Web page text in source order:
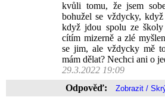
kvůli tomu, že jsem
bohužel se vždycky,
když jdou spolu ze školy
cítím mizerně a zlé
se jim, ale vždycky mě
mám dělat? Nechci ani o
29.3.2022 19:09
Odpověď: